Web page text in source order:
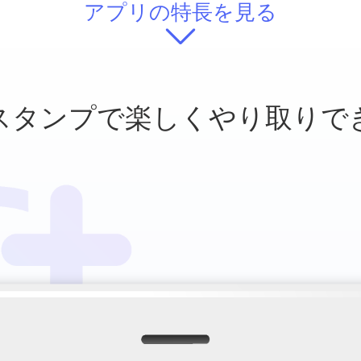
アプリの特長を見る
タンプで楽しくやり取りで